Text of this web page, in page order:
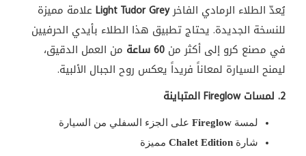
يُعدّ الطلاء الرمادي الفاخرLight Tudor Grey علامة مميزة
للنسخة الجديدة. يحتاج تطبيق هذا الطلاء بأيدي الحرفيين
في مصنع كرو إلى أكثر من 60 ساعة
من العمل الدقيق،
ليمنح السيارة لمعاناً فريداً يعكس روح الجبال الألبية.
2. لمسات Fireglow المتباينة
لمسة Fireglow على الجزء السفلي من السيارة
شارة Chalet Edition مميزة